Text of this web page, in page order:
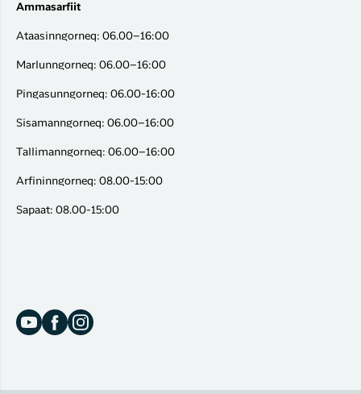
Ammasarfiit
Ataasinngorneq: 06.00–16:00
Marlunngorneq: 06.00–16:00
Pingasunngorneq: 06.00-16:00
Sisamanngorneq: 06.00–16:00
Tallimanngorneq: 06.00–16:00
Arfininngorneq: 08.00-15:00
Sapaat: 08.00-15:00